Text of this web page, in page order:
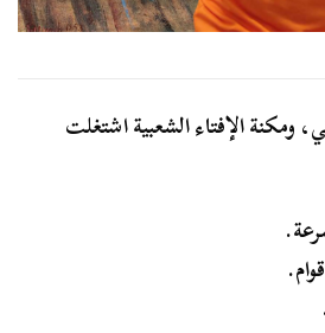
ومكنة الإفتاء الشعبية اشتغلت